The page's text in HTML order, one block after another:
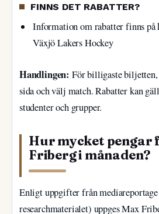
FINNS DET RABATTER?
Information om rabatter finns på
Växjö Lakers Hockey
Handlingen: För billigaste
sida och välj match. Rabatter kan
studenter och grupper.
Hur mycket pengar
Friberg i månaden?
Enligt uppgifter från
researchmaterialet) uppges Max